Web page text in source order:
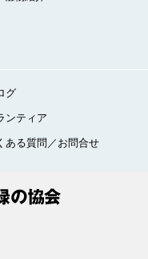
グ
ンティア
ある質問／お問合せ